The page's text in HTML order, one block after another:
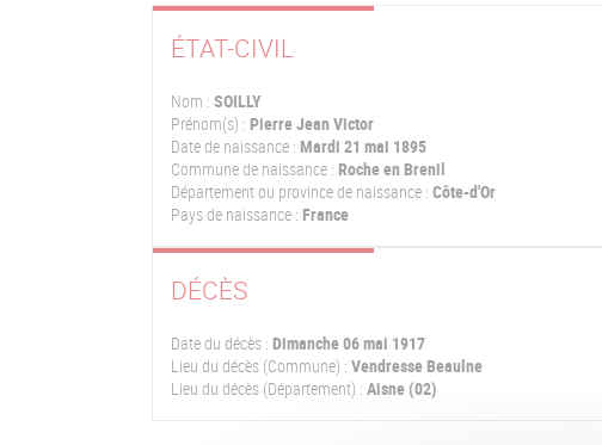
ÉTAT-CIVIL
Nom : SOILLY
Prénom(s) : Pierre Jean Victor
Date de naissance : Mardi 21 mai 1895
Commune de naissance : Roche en Brenil
Département ou province de naissance : Côte-d'Or
Pays de naissance : France
DÉCÈS
Date du décès : Dimanche 06 mai 1917
Lieu du décès (Commune) : Vendresse Beaulne
Lieu du décès (Département) : Aisne (02)